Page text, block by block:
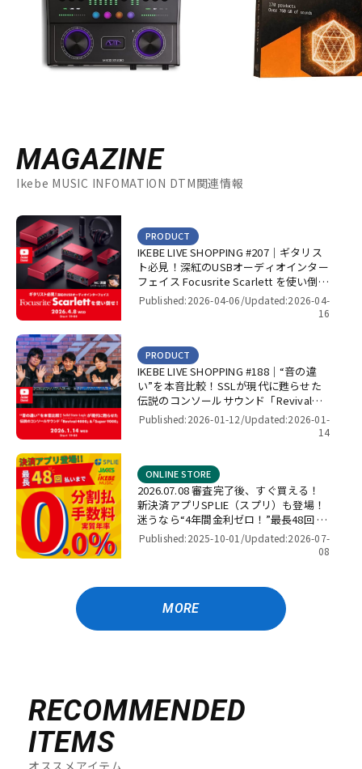
MAGAZINE
Ikebe MUSIC INFOMATION DTM関連情報
IKEBE LIVE SHOPPING #207｜ギタリス
ト必見！深紅のUSBオーディオインター
フェイス Focusrite Scarlett を使い倒
せ！【presented by パワーレック】
PRODUCT
Published:2026-04-06/Updated:2026-04-
16
IKEBE LIVE SHOPPING #188｜“音の違
い”を本音比較！SSLが現代に甦らせた
伝説のコンソールサウンド「Revival
4000」＆「Super 9000」【presented
PRODUCT
Published:2026-01-12/Updated:2026-01-
14
2026.07.08 審査完了後、すぐ買える！
新決済アプリSPLIE（スプリ）も登場！
迷うなら“4年間金利ゼロ！”最長48回 無
金利キャンペーン
ONLINE STORE
Published:2025-10-01/Updated:2026-07-
08
MORE
RECOMMENDED
ITEMS
オススメアイテム